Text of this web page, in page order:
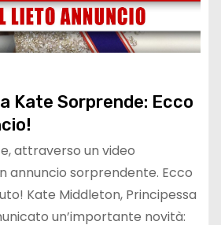
Kate Sorprende: Ecco
attraverso un video
annuncio sorprendente. Ecco
Kate Middleton, Principessa
un’importante novità: